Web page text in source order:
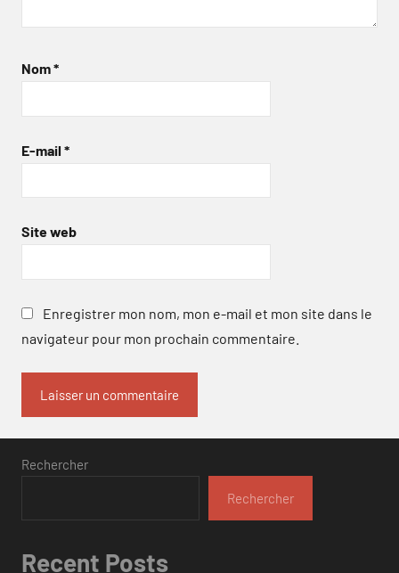
Nom*
E-mail *
Site web
Enregistrer mon nom, mon e-mail et mon site dans le
navigateur pour mon prochain commentaire.
Rechercher
Rechercher
Recent Posts